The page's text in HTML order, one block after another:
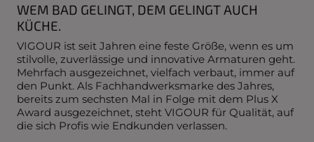
WEM BAD GELINGT, DEM GELINGT AUCH
KÜCHE.
VIGOUR ist seit Jahren eine feste Größe, wenn es um
stilvolle, zuverlässige und innovative Armaturen geht.
Mehrfach ausgezeichnet, vielfach verbaut, immer auf
den Punkt. Als Fachhandwerksmarke des Jahres,
bereits zum sechsten Mal in Folge mit dem Plus X
Award ausgezeichnet, steht VIGOUR für Qualität, auf
die sich Profis wie Endkunden verlassen.